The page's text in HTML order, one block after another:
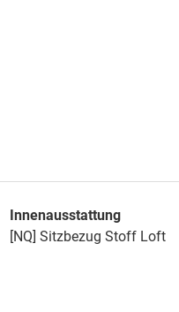
Innenausstattung
[NQ] Sitzbezug Stoff Loft